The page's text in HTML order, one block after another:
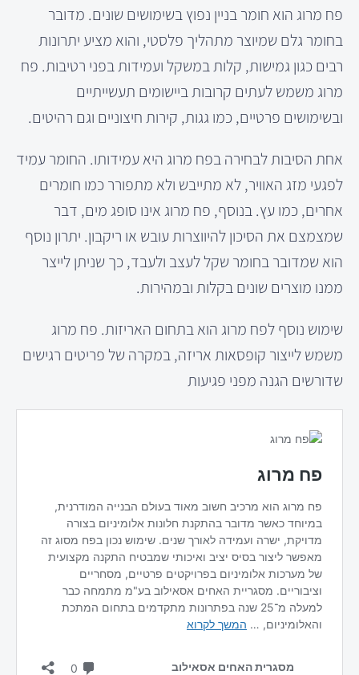
פח מרוג הוא חומר בניין נפוץ בשימושים שונים. מדובר
בחומר גלם שמיוצר מתהליך פלסטי, והוא מציע יתרונות
רבים כגון גמישות, קלות במשקל ועמידות בפני רטיבות. פח
מרוג משמש לעתים קרובות ביישומים תעשייתיים
ובשימושים פרטיים, כמו גגות, קירות חיצוניים וגם רהיטים.
אחת הסיבות לבחירה בפח מרוג היא עמידותו. החומר עמיד
לפגעי מזג האוויר, לא מתייבש ולא מתפורר כמו חומרים
אחרים, כמו עץ. בנוסף, פח מרוג אינו סופג מים, דבר
שמצמצם את הסיכון להיווצרות עובש או ריקבון. יתרון נוסף
הוא שמדובר בחומר שקל לעצב ולעבד, כך שניתן לייצר
ממנו מוצרים שונים בקלות ובמהירות.
שימוש נוסף לפח מרוג הוא בתחום האריזות. פח מרוג
משמש לייצור קופסאות אריזה, במקרה של פריטים רגישים
שדורשים הגנה מפני פגיעות